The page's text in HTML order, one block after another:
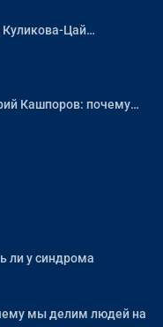
Куликова-Цай…
Кашпоров: почему…
ли у синдрома
мы делим людей на